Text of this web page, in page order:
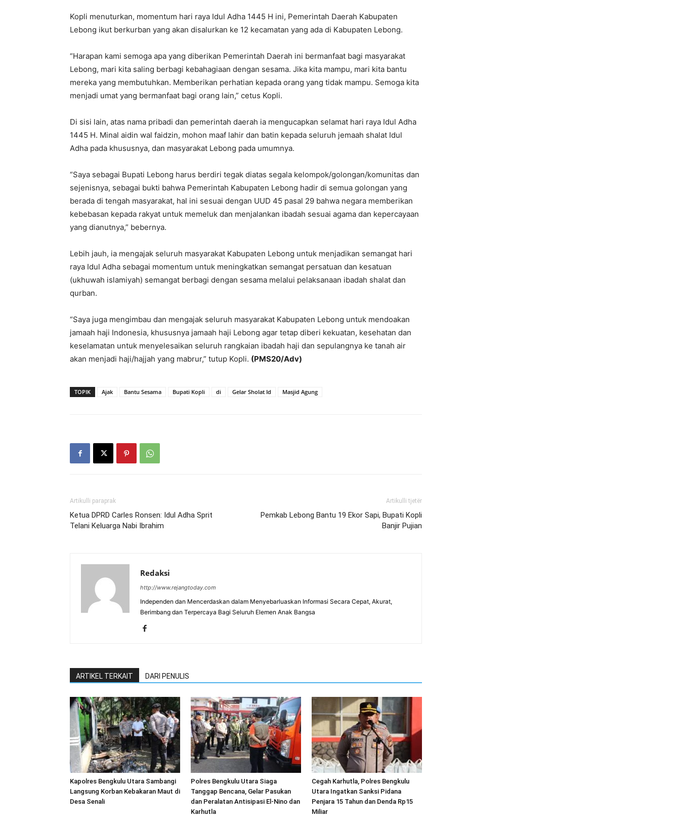
Kopli menuturkan, momentum hari raya Idul Adha 1445 H ini, Pemerintah Daerah Kabupaten
Lebong ikut berkurban yang akan disalurkan ke 12 kecamatan yang ada di Kabupaten Lebong.
“Harapan kami semoga apa yang diberikan Pemerintah Daerah ini bermanfaat bagi masyarakat
Lebong, mari kita saling berbagi kebahagiaan dengan sesama. Jika kita mampu, mari kita bantu
mereka yang membutuhkan. Memberikan perhatian kepada orang yang tidak mampu. Semoga kita
menjadi umat yang bermanfaat bagi orang lain,” cetus Kopli.
Di sisi lain, atas nama pribadi dan pemerintah daerah ia mengucapkan selamat hari raya Idul Adha
1445 H. Minal aidin wal faidzin, mohon maaf lahir dan batin kepada seluruh jemaah shalat Idul
Adha pada khususnya, dan masyarakat Lebong pada umumnya.
“Saya sebagai Bupati Lebong harus berdiri tegak diatas segala kelompok/golongan/komunitas dan
sejenisnya, sebagai bukti bahwa Pemerintah Kabupaten Lebong hadir di semua golongan yang
berada di tengah masyarakat, hal ini sesuai dengan UUD 45 pasal 29 bahwa negara memberikan
kebebasan kepada rakyat untuk memeluk dan menjalankan ibadah sesuai agama dan kepercayaan
yang dianutnya,” bebernya.
Lebih jauh, ia mengajak seluruh masyarakat Kabupaten Lebong untuk menjadikan semangat hari
raya Idul Adha sebagai momentum untuk meningkatkan semangat persatuan dan kesatuan
(ukhuwah islamiyah) semangat berbagi dengan sesama melalui pelaksanaan ibadah shalat dan
qurban.
“Saya juga mengimbau dan mengajak seluruh masyarakat Kabupaten Lebong untuk mendoakan
jamaah haji Indonesia, khususnya jamaah haji Lebong agar tetap diberi kekuatan, kesehatan dan
keselamatan untuk menyelesaikan seluruh rangkaian ibadah haji dan sepulangnya ke tanah air
akan menjadi haji/hajjah yang mabrur,” tutup Kopli. (PMS20/Adv)
TOPIK Ajak Bantu Sesama Bupati Kopli di Gelar Sholat Id Masjid Agung
Artikulli paraprak
Ketua DPRD Carles Ronsen: Idul Adha Sprit
Telani Keluarga Nabi Ibrahim
Artikulli tjetër
Pemkab Lebong Bantu 19 Ekor Sapi, Bupati Kopli
Banjir Pujian
Redaksi
http://www.rejangtoday.com
Independen dan Mencerdaskan dalam Menyebarluaskan Informasi Secara Cepat, Akurat,
Berimbang dan Terpercaya Bagi Seluruh Elemen Anak Bangsa
ARTIKEL TERKAIT DARI PENULIS
Kapolres Bengkulu Utara Sambangi
Langsung Korban Kebakaran Maut di
Desa Senali
Polres Bengkulu Utara Siaga
Tanggap Bencana, Gelar Pasukan
dan Peralatan Antisipasi El-Nino dan
Karhutla
Cegah Karhutla, Polres Bengkulu
Utara Ingatkan Sanksi Pidana
Penjara 15 Tahun dan Denda Rp15
Miliar